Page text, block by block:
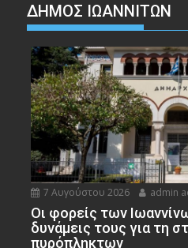
ΔΗΜΟΣ ΙΩΑΝΝΙΤΩΝ
7 Αυγούστου 2026 admin
Οι φορείς των
δυνάμεις τους για τη
πυρόπληκτων